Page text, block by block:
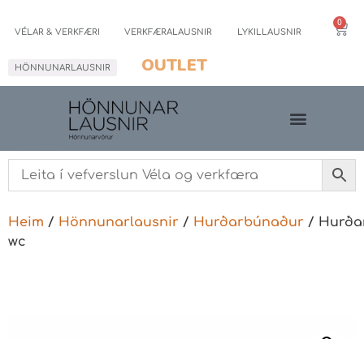
VÉLAR & VERKFÆRI VERKFÆRALAUSNIR LYKILLAUSNIR
HÖNNUNARLAUSNIR OUTLET
0
Heim / Hönnunarlausnir / Hurðarbúnaður /
wc